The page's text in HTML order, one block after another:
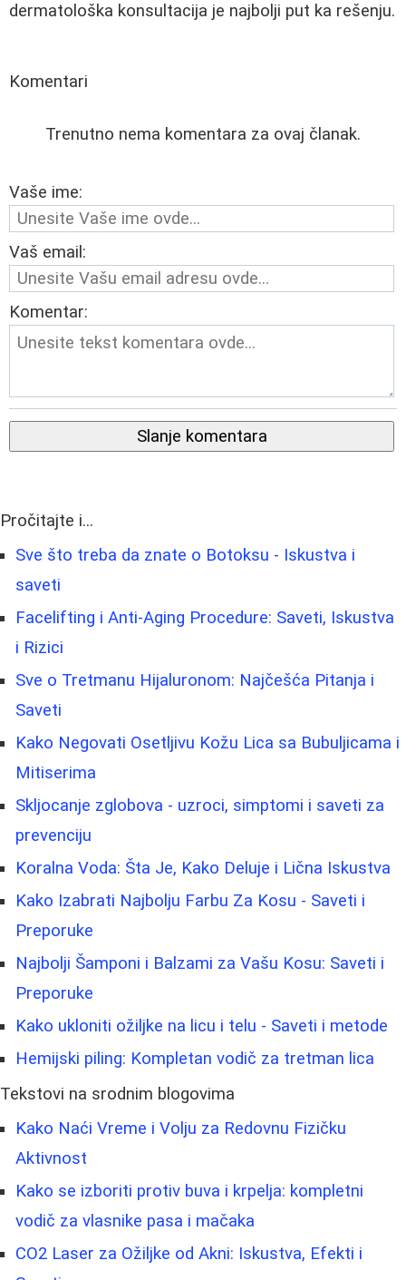
dermatološka konsultacija je najbolji put ka rešenju.
Komentari
Trenutno nema komentara za ovaj članak.
Vaše ime:
Vaš email:
Komentar:
Slanje komentara
Pročitajte i...
Sve što treba da znate o Botoksu - Iskustva i
saveti
Facelifting i Anti-Aging Procedure: Saveti, Iskustva
i Rizici
Sve o Tretmanu Hijaluronom: Najčešća Pitanja i
Saveti
Kako Negovati Osetljivu Kožu Lica sa Bubuljicama i
Mitiserima
Skljocanje zglobova - uzroci, simptomi i saveti za
prevenciju
Koralna Voda: Šta Je, Kako Deluje i Lična Iskustva
Kako Izabrati Najbolju Farbu Za Kosu - Saveti i
Preporuke
Najbolji Šamponi i Balzami za Vašu Kosu: Saveti i
Preporuke
Kako ukloniti ožiljke na licu i telu - Saveti i metode
Hemijski piling: Kompletan vodič za tretman lica
Tekstovi na srodnim blogovima
Kako Naći Vreme i Volju za Redovnu Fizičku
Aktivnost
Kako se izboriti protiv buva i krpelja: kompletni
vodič za vlasnike pasa i mačaka
CO2 Laser za Ožiljke od Akni: Iskustva, Efekti i